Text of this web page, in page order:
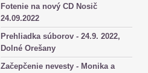
Fotenie na nový CD Nosič
24.09.2022
Prehliadka súborov - 24.9. 2022,
Dolné Orešany
Začepčenie nevesty - Monika a